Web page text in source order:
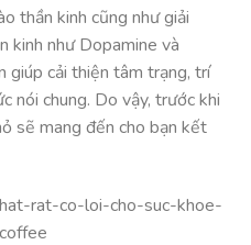
thần kinh cũng như giải
kinh như Dopamine và
giúp cải thiện tâm trạng, trí
nói chung. Do vậy, trước khi
sẽ mang đến cho bạn kết